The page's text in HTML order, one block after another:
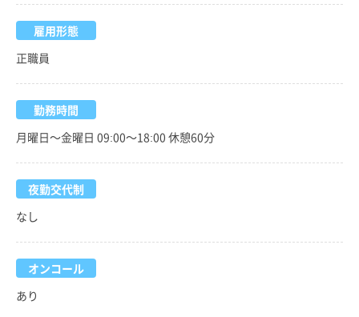
雇用形態
正職員
勤務時間
月曜日～金曜日 09:00～18:00 休憩60分
夜勤交代制
なし
オンコール
あり